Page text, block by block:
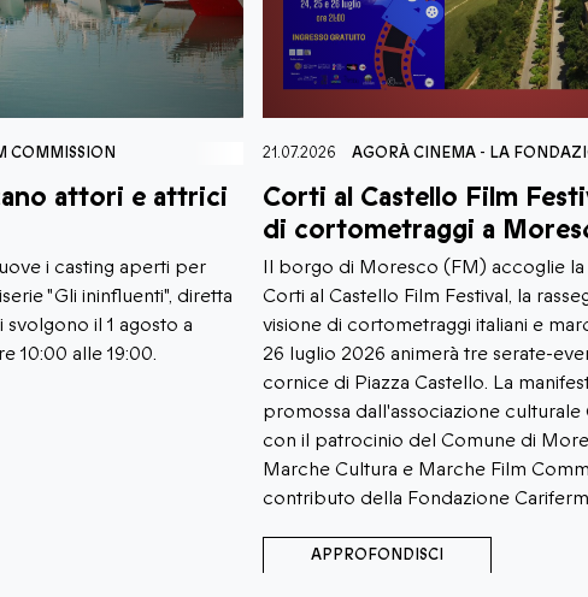
COMMISSION
attori e attrici
i casting aperti per
"Gli ininfluenti", diretta
il 1 agosto a
10:00 alle 19:00.
21.07.2026 AGORÀ CINEMA- LA
Corti al Castello Film
di cortometraggi a
Il borgo di Moresco (FM) accoglie la
Corti al Castello Film Festival, la
visione di cortometraggi italiani e
26 luglio 2026 animerà tre serate-
cornice di Piazza Castello. La
promossa dall'associazione culturale
con il patrocinio del Comune di
Marche Cultura e Marche Film
contributo della Fondazione
APPROFONDISCI